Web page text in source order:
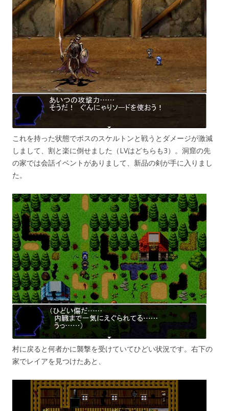
これを持った状態でボスのスケルトンと戦うとダメージが激減
しまして、割と楽に倒せました（LVはどちらも3）。洞窟の先
の家では会話イベントがありまして、新品の剣が手に入りまし
た。
村に戻ると何者かに襲撃を受けていてひどい状況です。右下の
家でレイアを見つけたあと、